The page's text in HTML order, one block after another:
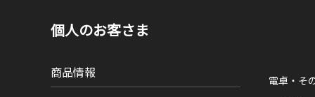
個人のお客さま
商品情報 電卓・そ